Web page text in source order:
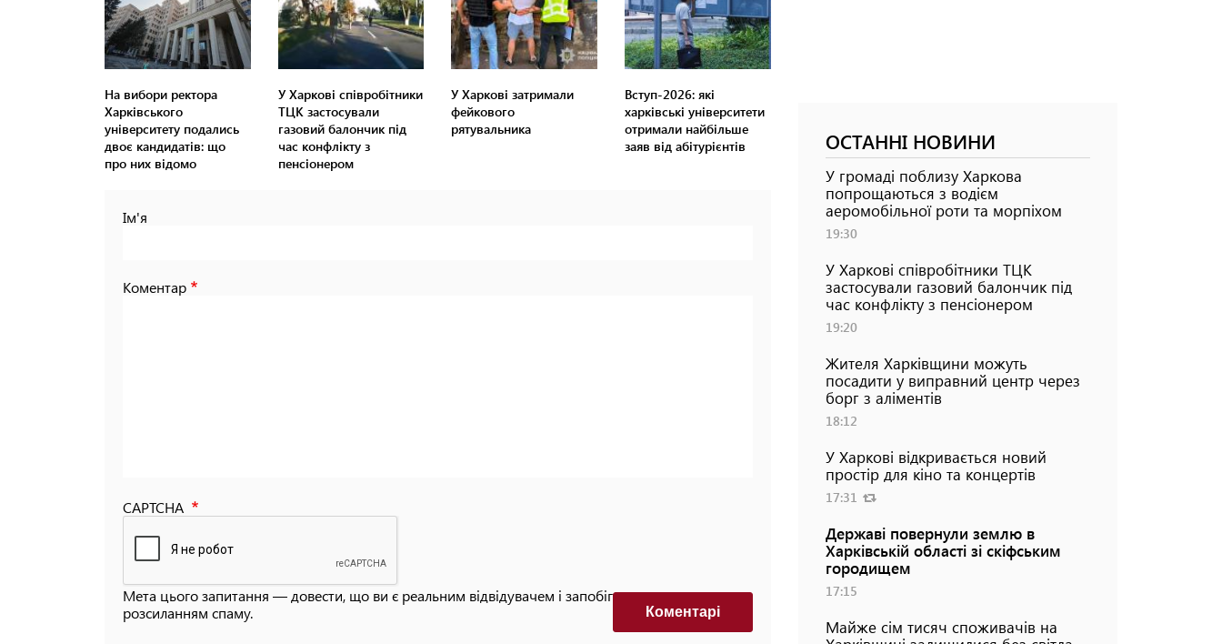
На вибори ректора
Харківського
університету подались
двоє кандидатів: що
про них відомо
У Харкові співробітники
ТЦК застосували
газовий балончик під
час конфлікту з
пенсіонером
У Харкові затримали
фейкового
рятувальника
Вступ-2026: які
харківські університети
отримали найбільше
заяв від абітурієнтів
Ім'я
Коментар
CAPTCHA
Мета цього запитання — довести, що ви є реальним відвідувачем і запобігти автоматизованим
розсиланням спаму.
Коментарi
ОСТАННІ НОВИНИ
У громаді поблизу Харкова
попрощаються з водієм
аеромобільної роти та морпіхом
19:30
У Харкові співробітники ТЦК
застосували газовий балончик під
час конфлікту з пенсіонером
19:20
Жителя Харківщини можуть
посадити у виправний центр через
борг з аліментів
18:12
У Харкові відкривається новий
простір для кіно та концертів
17:31
Державі повернули землю в
Харківській області зі скіфським
городищем
17:15
Майже сім тисяч споживачів на